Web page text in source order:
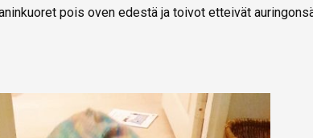
pois oven edestä ja toivot etteivät